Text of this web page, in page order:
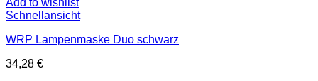
Add to wishlist
Schnellansicht
WRP Lampenmaske Duo schwarz
34,28 €